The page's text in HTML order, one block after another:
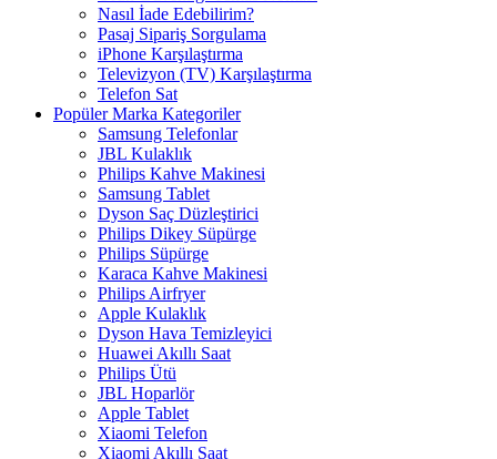
Nasıl İade Edebilirim?
Pasaj Sipariş Sorgulama
iPhone Karşılaştırma
Televizyon (TV) Karşılaştırma
Telefon Sat
Popüler Marka Kategoriler
Samsung Telefonlar
JBL Kulaklık
Philips Kahve Makinesi
Samsung Tablet
Dyson Saç Düzleştirici
Philips Dikey Süpürge
Philips Süpürge
Karaca Kahve Makinesi
Philips Airfryer
Apple Kulaklık
Dyson Hava Temizleyici
Huawei Akıllı Saat
Philips Ütü
JBL Hoparlör
Apple Tablet
Xiaomi Telefon
Xiaomi Akıllı Saat